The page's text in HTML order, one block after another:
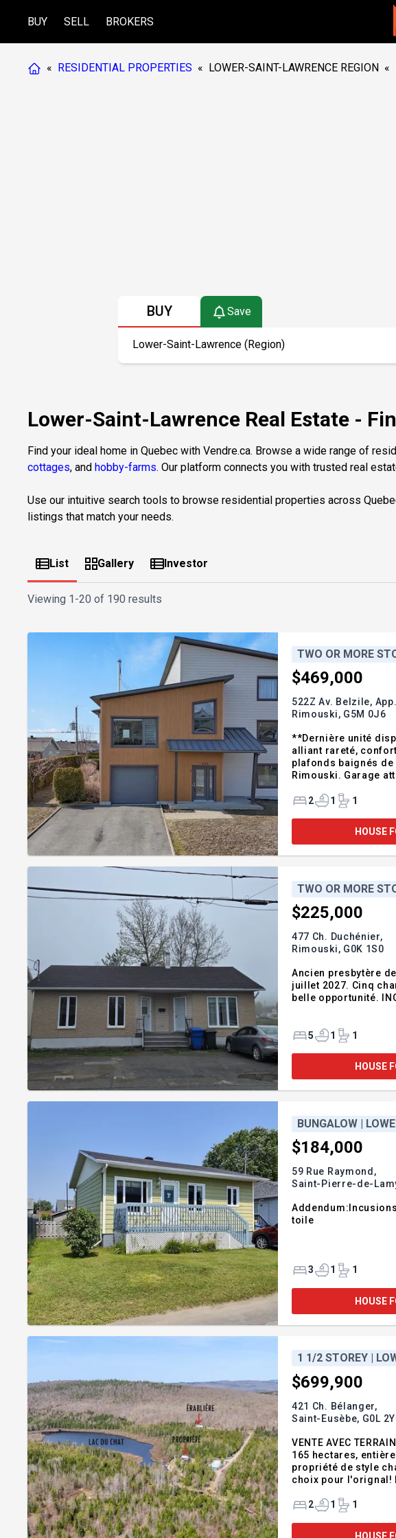
BUY SELL BROKERS
« RESIDENTIAL PROPERTIES « LOWER-SAINT-LAWRENCE REGION «
BUY Save
Lower-Saint-Lawrence Real Estate -
Find your ideal home in Quebec with Vendre.ca. Browse a wide range of
cottages, and hobby-farms. Our platform connects you with trusted real
Use our intuitive search tools to browse residential properties across
listings that match your needs.
List Gallery Investor
Viewing 1-20 of 190 results
TWO OR MORE
$469,000
522Z Av. Belzile,
Rimouski, G5M 0J6
**Dernière unité
alliant rareté,
plafonds baignés
Rimouski. Garage
résidence simple tou
2 1 1
HOUSE
TWO OR MORE
$225,000
477 Ch. Duchénier,
Rimouski, G0K 1S0
Ancien presbytère
juillet 2027. Cinq
5 1 1
HOUSE
BUNGALOW |
$184,000
59 Rue Raymond,
Saint-Pierre-de-
toile
3 1 1
HOUSE
1 1/2 STOREY |
$699,900
421 Ch. Bélanger,
Saint-Eusèbe, G0L
VENTE AVEC
165 hectares,
propriété de style
choix pour l'orignal!
bâtir un projet à v
2 1 1
HOUSE